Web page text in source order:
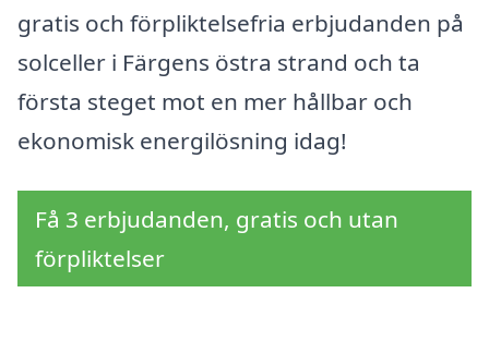
gratis och förpliktelsefria erbjudanden på
solceller i Färgens östra strand och ta
första steget mot en mer hållbar och
ekonomisk energilösning idag!
Få 3 erbjudanden, gratis och utan
förpliktelser